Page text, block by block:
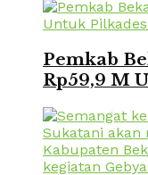
Pemkab
Rp59,9 M